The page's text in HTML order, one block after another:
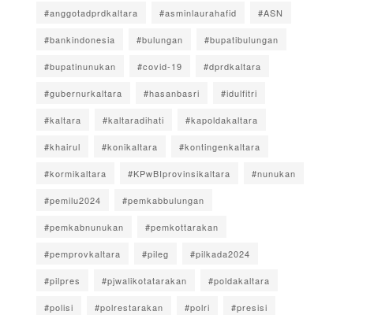
#anggotadprdkaltara #asminlaurahafid #ASN
#bankindonesia #bulungan #bupatibulungan
#bupatinunukan #covid-19 #dprdkaltara
#gubernurkaltara #hasanbasri #idulfitri
#kaltara #kaltaradihati #kapoldakaltara
#khairul #konikaltara #kontingenkaltara
#kormikaltara #KPwBIprovinsikaltara #nunukan
#pemilu2024 #pemkabbulungan
#pemkabnunukan #pemkottarakan
#pemprovkaltara #pileg #pilkada2024
#pilpres #pjwalikotatarakan #poldakaltara
#polisi #polrestarakan #polri #presisi